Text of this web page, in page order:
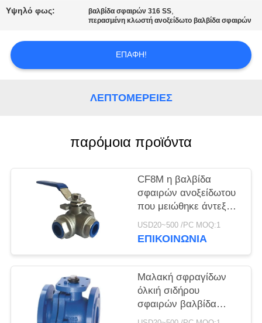
ΜΙΑ
ΠΡΟΣΦΟΡΆ
ΠΟΛΙΤΙΚΉ
Υψηλό φως: βαλβίδα σφαιρών 316 SS,
περασμένη κλωστή ανοξείδωτο βαλβίδα σφαιρών
ΕΠΑΦΉ!
ΛΕΠΤΟΜΈΡΕΙΕΣ
παρόμοια προϊόντα
CF8M η βαλβίδα
σφαιρών ανοξείδωτου
που μειώθηκε άντεξε 3
τον τρόπο 1000 PSI με
τη σύνδεση νημάτων
USD20~500 /PC MOQ:1
ΕΠΙΚΟΙΝΩΝΊΑ
Μαλακή σφραγίδων
όλκιή σιδήρου
σφαιρών βαλβίδα
σφαιρών ελέγχου ροής